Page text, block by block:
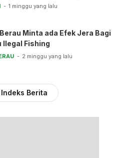
1 minggu yang lalu
Minta ada Efek Jera Bagi
Ilegal Fishing
2 minggu yang lalu
Indeks Berita